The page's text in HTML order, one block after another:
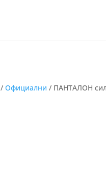
/Официални / ПАНТАЛОН